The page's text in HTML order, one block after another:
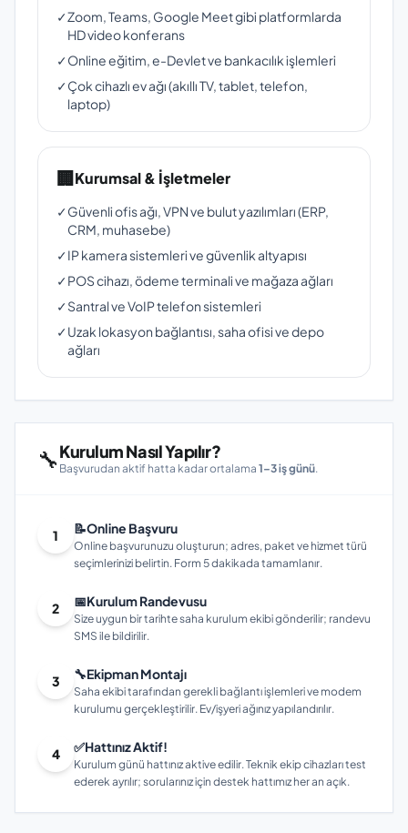
✓Zoom, Teams, Google Meet gibi platformlarda
HD video konferans
✓Online eğitim, e-Devlet ve bankacılık işlemleri
✓Çok cihazlı ev ağı (akıllı TV, tablet, telefon,
laptop)
🏢Kurumsal & İşletmeler
✓Güvenli ofis ağı, VPN ve bulut yazılımları (ERP,
CRM, muhasebe)
✓IP kamera sistemleri ve güvenlik altyapısı
✓POS cihazı, ödeme terminali ve mağaza ağları
✓Santral ve VoIP telefon sistemleri
✓Uzak lokasyon bağlantısı, saha ofisi ve depo
ağları
🔧Kurulum Nasıl Yapılır?
Başvurudan aktif hatta kadar ortalama 1–3 iş günü.
1 📝Online Başvuru
Online başvurunuzu oluşturun; adres, paket ve hizmet türü
seçimlerinizi belirtin. Form 5 dakikada tamamlanır.
2 📅Kurulum Randevusu
Size uygun bir tarihte saha kurulum ekibi gönderilir; randevu
SMS ile bildirilir.
3 🔧Ekipman Montajı
Saha ekibi tarafından gerekli bağlantı işlemleri ve modem
kurulumu gerçekleştirilir. Ev/işyeri ağınız yapılandırılır.
4 ✅Hattınız Aktif!
Kurulum günü hattınız aktive edilir. Teknik ekip cihazları test
ederek ayrılır; sorularınız için destek hattımız her an açık.